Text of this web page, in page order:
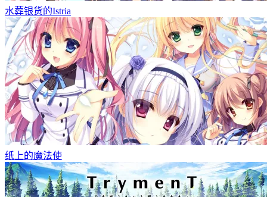
水葬银货的Istria
纸上的魔法使